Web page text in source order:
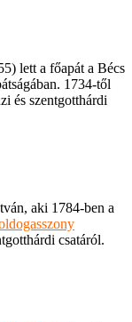
lett a főapát a Bécs
1734-től
és szentgotthárdi
aki 1784-ben a
csatáról.